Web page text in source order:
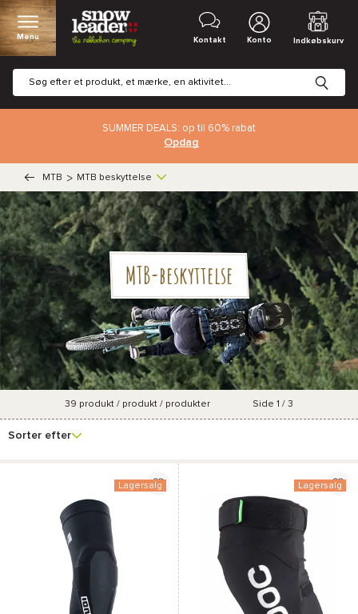
Menu Kontakt Konto Indkøbskurv
SUMMER DEALS: op til 60% rabat
Opdag
MTB > MTB beskyttelse
MTB-beskyttelse
Mærke Pris Køn Farve
flere
39 produkt / produkt / produkter Side 1 / 3
Sorter efter
Lagersalg Lagersalg